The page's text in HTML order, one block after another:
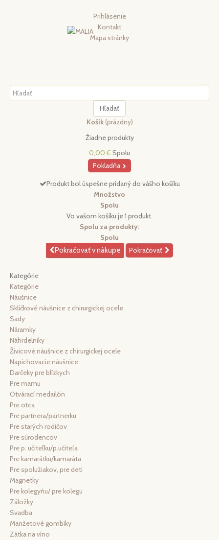
Prihlásenie
Kontakt
Mapa stránky
Hľadať
Košík(prázdny)
Žiadne produkty
0,00 € Spolu
Pokladňa
Produkt bol úspešne pridaný do vášho košíku
Množstvo
Spolu
Vo vašom košíku je 1 produkt.
Spolu za produkty:
Spolu
Pokračovať v nákupe
Pokračovať
Kategórie
Kategórie
Náušnice
Sklíčkové náušnice z chirurgickej ocele
Sady
Náramky
Náhrdelníky
Živicové náušnice z chirurgickej ocele
Napichovacie náušnice
Darčeky pre blízkych
Pre mamu
Otvárací medailón
Pre otca
Pre partnera/partnerku
Pre starých rodičov
Pre súrodencov
Pre p. učiteľku/p.učiteľa
Pre kamarátku/kamaráta
Pre spolužiakov, pre deti
Magnetky
Pre kolegyňu/ pre kolegu
Záložky
Svadba
Manžetové gombíky
Zátka na víno